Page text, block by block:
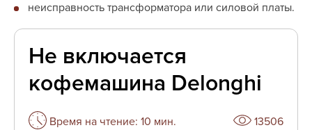
неисправность трансформатора или силовой платы.
Не включается
кофемашина Delonghi
Время на чтение: 10 мин. 13506